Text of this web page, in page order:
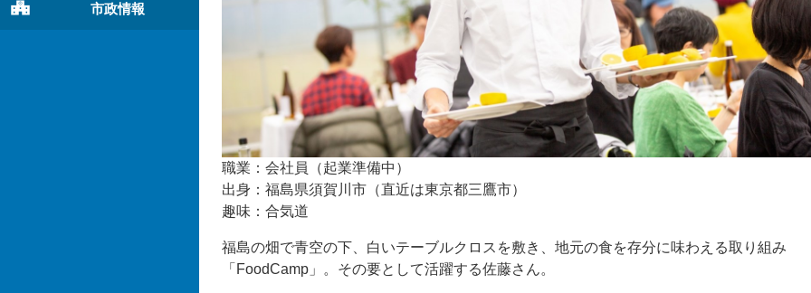
市政情報
職業：会社員（起業準備中）
出身：福島県須賀川市（直近は東京都三鷹市）
趣味：合気道
福島の畑で青空の下、白いテーブルクロスを敷き、地元の食を存分に味わえる取り組み
「FoodCamp」。その要として活躍する佐藤さん。